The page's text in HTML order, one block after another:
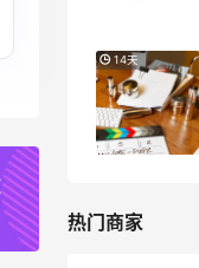
、
14天
热门商家